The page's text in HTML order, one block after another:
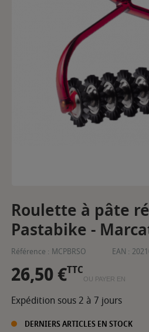
Roulette à pâte
Pastabike -
Référence : MCPBRSO EAN :
26,50 €TTC
OU PAYER EN
Expédition sous 2 à 7 jours
DERNIERS ARTICLES EN STOCK